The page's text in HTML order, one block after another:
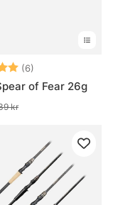
(6)
of Fear 26g
kr